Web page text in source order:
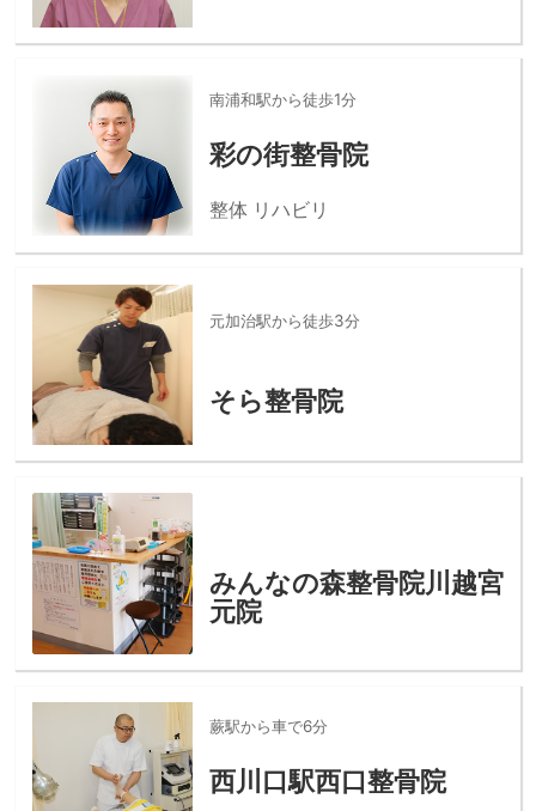
南浦和駅から徒歩1分
彩の街整骨院
整体 リハビリ
元加治駅から徒歩3分
そら整骨院
みんなの森整骨院川越宮
元院
蕨駅から車で6分
西川口駅西口整骨院